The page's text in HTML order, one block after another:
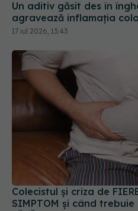
Un aditiv găsit des în
agravează inflamația
17 iul 2026, 13:43
Colecistul și criza de
SIMPTOM și când trebuie